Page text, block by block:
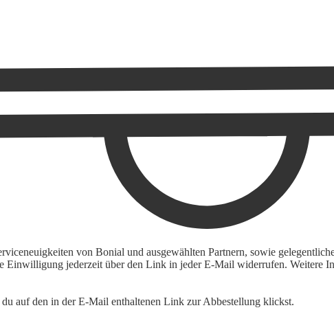
von Bonial und ausgewählten Partnern, sowie
jederzeit über den Link in jeder E-Mail widerrufen. Weitere
auf den in der E-Mail enthaltenen Link zur Abbestellung klickst.